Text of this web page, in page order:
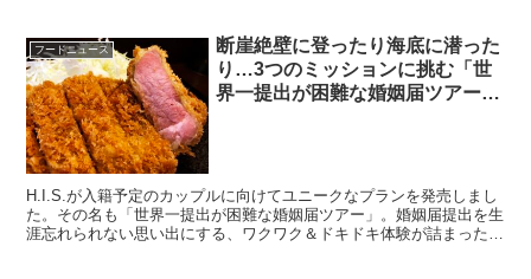
フードニュース
断崖絶壁に登ったり海底に潜った
り…3つのミッションに挑む「世
界一提出が困難な婚姻届ツアー」
H.I.S.が入籍予定のカップルに向けてユニークなプランを発売しまし
た。その名も「世界一提出が困難な婚姻届ツアー」。婚姻届提出を生
涯忘れられない思い出にする、ワクワク＆ドキドキ体験が詰まったツ